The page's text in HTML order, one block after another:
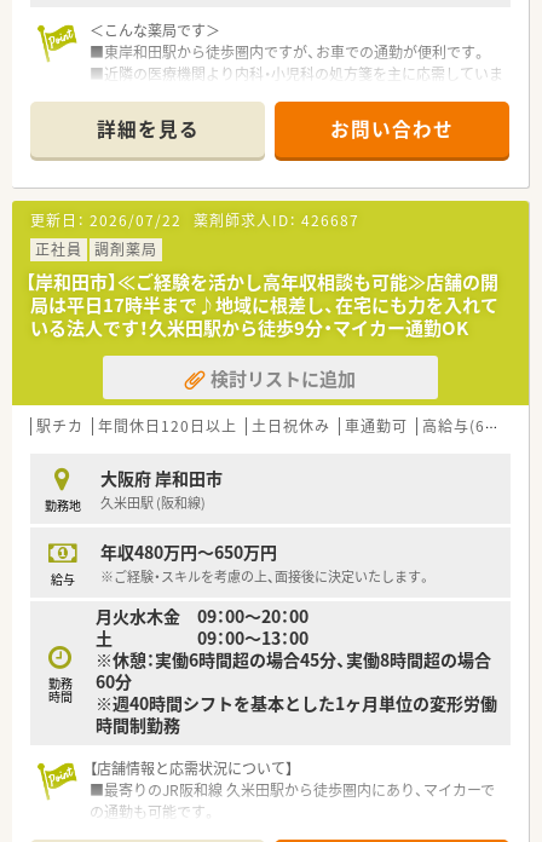
内科, 循環器科, 消化器科, 外科, 整形外科, 脳外科, 形成外科, 皮膚
科, 泌尿器科, 眼科,糖尿病内科,心臓血管外科,肛門外科,リウマチ
科,リハビリテーション科,放射線科,救急科,麻酔科
◆薬剤師数
薬剤師：常勤10名
助手：3名
＜こんな薬局です＞
■東岸和田駅から徒歩圏内ですが、お車での通勤が便利です。
■近隣の医療機関より内科・小児科の処方箋を主に応需していま
■在宅は個人宅は数件、施設は1件受けており、往診同行も行っ
ています。
■木曜日は門前の医療機関が休診日のため、1人薬剤師での対応
となりますが、事務さんのサポートはもちろん、社長も現場へサ
ポートに入っていただけます。
＜こんな会社です＞
■当法人は岸和田市と貝塚市に2店舗展開している個人経営の調
剤薬局です。
■代表は30代後半の薬剤師ですので、職員の皆様の顔を合わせ
ながらお仕事をされています。
■薬剤師会の活動にも注力されており、府の薬剤師会の役員でも
あるため、顔も広くそこで得た知識などを職員に還元しながら、
共に成長できる薬局を目指されています。
■現在は2店舗の展開ですが、安定的な成長を目指して出店をし
薬局を目指しています。
■人物重視で選考を行っていますので、職員同士の関係性が良
く、風通しの良い職場です。
法人負担です。
■健康相談、一般用医薬品の販売、調剤、在宅訪問に力を入れて
■薬剤師会、行政等の活動にも積極的に参加しています。
＜こんな方にオススメ！＞
■地元の薬局で永くお仕事をされたい方
■機材が整った環境で安心して勤務したい方
■社長との距離も近く、考えや意見なども聞いていただける環境
■地域貢献を目標に、患者様目線で接する薬局に勤めたい方
詳細を見る お問い合わせ
更新日： 2026/07/22 薬剤師求人ID： 426687
正社員
調剤薬局
【岸和田市】≪ご経験を活かし高年収相談も可能≫店舗の開
局は平日17時半まで♪地域に根差し、在宅にも力を入れて
いる法人です！久米田駅から徒歩9分・マイカー通勤OK
検討リストに追加
駅チカ 年間休日120日以上 土日祝休み 車通勤可 高給与(600万円以上)
勤務地
大阪府 岸和田市
久米田駅 (阪和線)
給与
年収480万円～650万円
※ご経験・スキルを考慮の上、面接後に決定いたします。
勤務
時間
月火水木金 09：00～20：00
土 09：00～13：00
※休憩：実働6時間超の場合45分、実働8時間超の場合
60分
※週40時間シフトを基本とした1ヶ月単位の変形労働
時間制勤務
【店舗情報と応需状況について】
■最寄りのJR阪和線 久米田駅から徒歩圏内にあり、マイカーで
の通勤も可能です。